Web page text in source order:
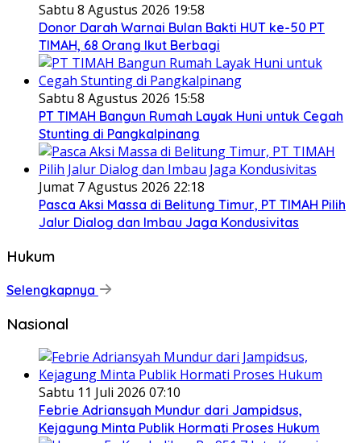
Sabtu 8 Agustus 2026 19:58
Donor Darah Warnai Bulan Bakti HUT ke-50 PT
TIMAH, 68 Orang Ikut Berbagi
Sabtu 8 Agustus 2026 15:58
PT TIMAH Bangun Rumah Layak Huni untuk Cegah
Stunting di Pangkalpinang
Jumat 7 Agustus 2026 22:18
Pasca Aksi Massa di Belitung Timur, PT TIMAH Pilih
Jalur Dialog dan Imbau Jaga Kondusivitas
Hukum
Selengkapnya
Nasional
Sabtu 11 Juli 2026 07:10
Febrie Adriansyah Mundur dari Jampidsus,
Kejagung Minta Publik Hormati Proses Hukum